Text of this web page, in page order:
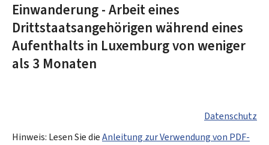
Einwanderung - Arbeit eines
Drittstaatsangehörigen während eines
Aufenthalts in Luxemburg von weniger
als 3 Monaten
Datenschutz
Hinweis: Lesen Sie dieAnleitung zur Verwendung von PDF-